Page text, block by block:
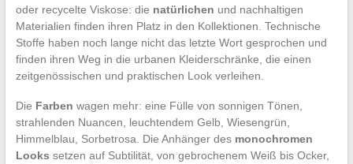
oder recycelte Viskose: die natürlichen und nachhaltigen
Materialien finden ihren Platz in den Kollektionen. Technische
Stoffe haben noch lange nicht das letzte Wort gesprochen und
finden ihren Weg in die urbanen Kleiderschränke, die einen
zeitgenössischen und praktischen Look verleihen.
Die Farben wagen mehr: eine Fülle von sonnigen Tönen,
strahlenden Nuancen, leuchtendem Gelb, Wiesengrün,
Himmelblau, Sorbetrosa. Die Anhänger des monochromen
Looks setzen auf Subtilität, von gebrochenem Weiß bis Ocker,